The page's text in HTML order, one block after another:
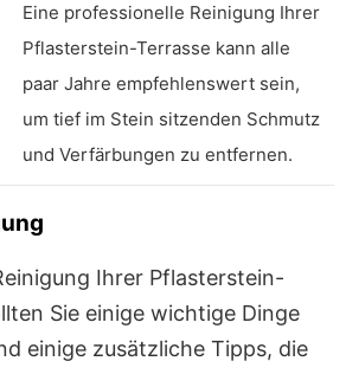
Eine professionelle Reinigung Ihrer
Pflasterstein-Terrasse kann alle
paar Jahre empfehlenswert sein,
um tief im Stein sitzenden Schmutz
und Verfärbungen zu entfernen.
Ihrer Pflasterstein-
Sie einige wichtige Dinge
einige zusätzliche Tipps, die